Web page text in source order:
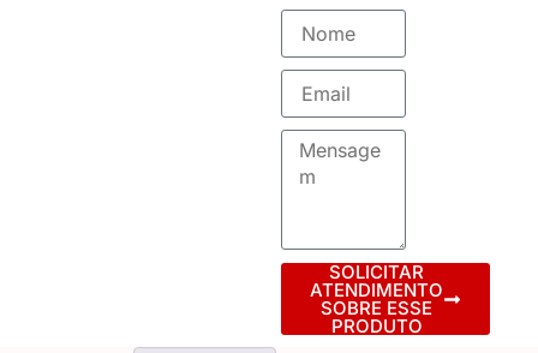
SOLICITAR
ATENDIMENTO
SOBRE ESSE
PRODUTO